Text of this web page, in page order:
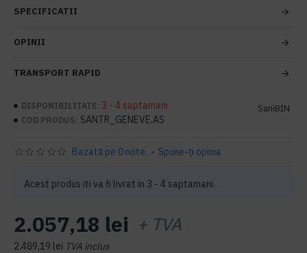
SPECIFICATII
OPINII
TRANSPORT RAPID
DISPONIBILITATE: 3 - 4 saptamani
COD PRODUS: SANTR_GENEVE.AS
SaniBIN
Acest produs iti va fi livrat in 3 - 4 saptamani.
Bazată pe 0 note. - Spune-ţi opinia
2.057,18 lei + TVA
2.489,19 lei TVA inclus